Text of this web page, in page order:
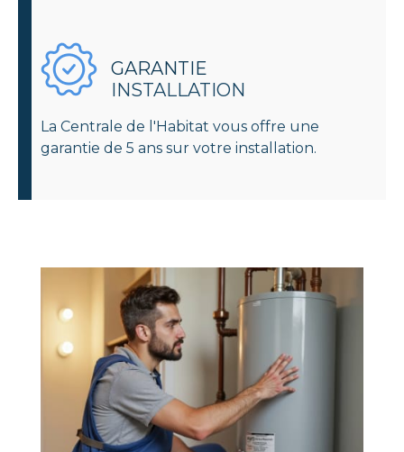
GARANTIE
INSTALLATION
La Centrale de l'Habitat vous offre une
garantie de 5 ans sur votre installation.